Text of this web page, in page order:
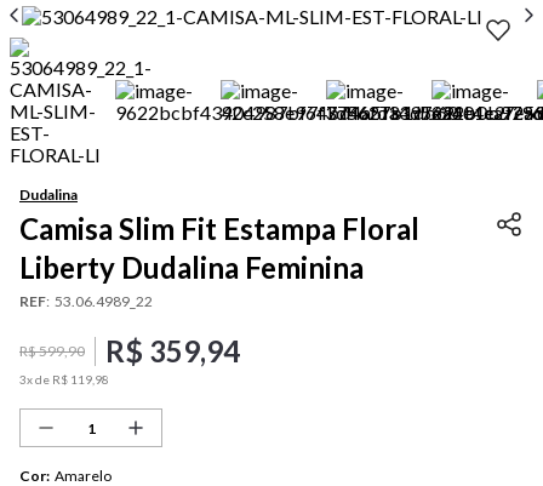
Dudalina
Camisa Slim Fit Estampa Floral
Liberty Dudalina Feminina
REF: 53.06.4989_22
R$599,90 R$ 359,94
3x de R$ 119 98
Cor: Amarelo